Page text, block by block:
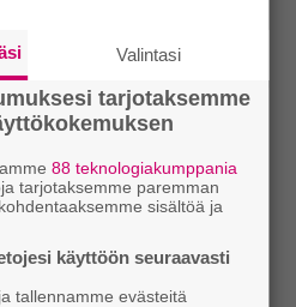
Valintasi
tarjotaksemme
88 teknologiakumppania
tarjotaksemme paremman
sisältöä ja
käyttöön seuraavasti
tallennamme evästeitä